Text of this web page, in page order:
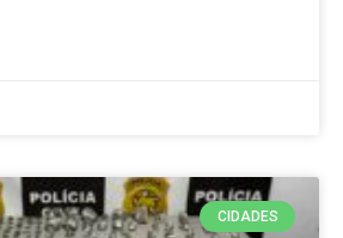
CIDADES